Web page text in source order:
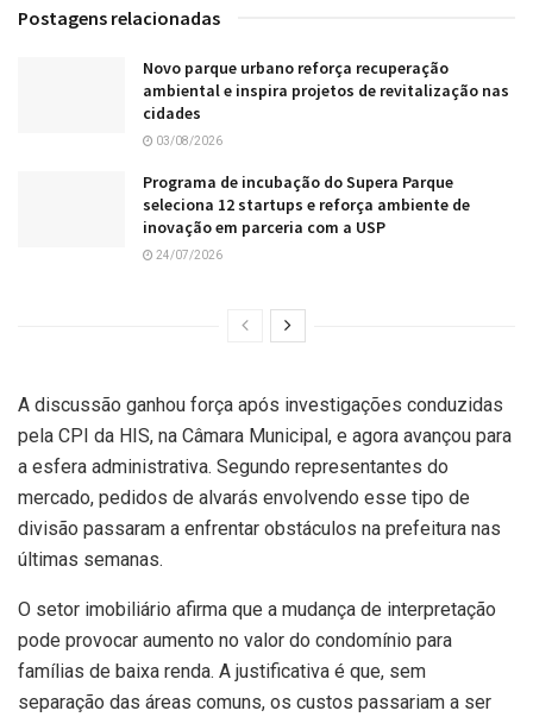
Postagens relacionadas
Novo parque urbano reforça recuperação
ambiental e inspira projetos de revitalização nas
cidades
03/08/2026
Programa de incubação do Supera Parque
seleciona 12 startups e reforça ambiente de
inovação em parceria com a USP
24/07/2026
A discussão ganhou força após investigações conduzidas
pela CPI da HIS, na Câmara Municipal, e agora avançou para
a esfera administrativa. Segundo representantes do
mercado, pedidos de alvarás envolvendo esse tipo de
divisão passaram a enfrentar obstáculos na prefeitura nas
últimas semanas.
O setor imobiliário afirma que a mudança de interpretação
pode provocar aumento no valor do condomínio para
famílias de baixa renda. A justificativa é que, sem
separação das áreas comuns, os custos passariam a ser